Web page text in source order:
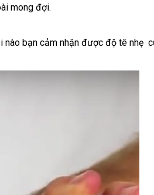
giá
sách
mong đợi.
nào bạn cảm nhận lấy
được độ tê nhẹ ở